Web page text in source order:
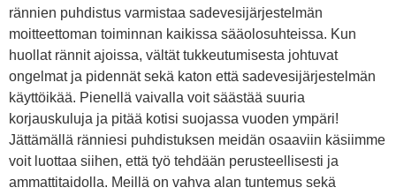
rännien puhdistus varmistaa sadevesijärjestelmän
moitteettoman toiminnan kaikissa sääolosuhteissa. Kun
huollat rännit ajoissa, vältät tukkeutumisesta johtuvat
ongelmat ja pidennät sekä katon että sadevesijärjestelmän
käyttöikää. Pienellä vaivalla voit säästää suuria
korjauskuluja ja pitää kotisi suojassa vuoden ympäri!
Jättämällä ränniesi puhdistuksen meidän osaaviin käsiimme
voit luottaa siihen, että työ tehdään perusteellisesti ja
ammattitaidolla. Meillä on vahva alan tuntemus sekä